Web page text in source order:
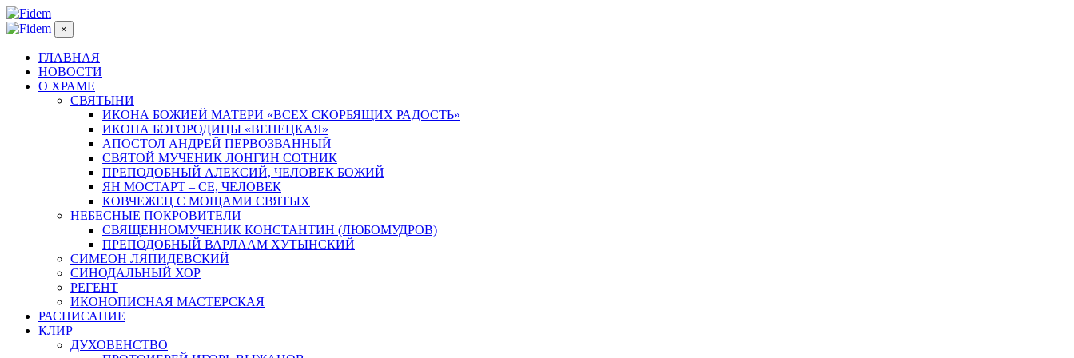
×
ГЛАВНАЯ
НОВОСТИ
О ХРАМЕ
СВЯТЫНИ
ИКОНА БОЖИЕЙ МАТЕРИ «ВСЕХ СКОРБЯЩИХ РАДОСТЬ»
ИКОНА БОГОРОДИЦЫ «ВЕНЕЦКАЯ»
АПОСТОЛ АНДРЕЙ ПЕРВОЗВАННЫЙ
СВЯТОЙ МУЧЕНИК ЛОНГИН СОТНИК
ПРЕПОДОБНЫЙ АЛЕКСИЙ, ЧЕЛОВЕК БОЖИЙ
ЯН МОСТАРТ – СЕ, ЧЕЛОВЕК
КОВЧЕЖЕЦ С МОЩАМИ СВЯТЫХ
НЕБЕСНЫЕ ПОКРОВИТЕЛИ
СВЯЩЕННОМУЧЕНИК КОНСТАНТИН (ЛЮБОМУДРОВ)
ПРЕПОДОБНЫЙ ВАРЛААМ ХУТЫНСКИЙ
СИМЕОН ЛЯПИДЕВСКИЙ
СИНОДАЛЬНЫЙ ХОР
РЕГЕНТ
ИКОНОПИСНАЯ МАСТЕРСКАЯ
РАСПИСАНИЕ
КЛИР
ДУХОВЕНСТВО